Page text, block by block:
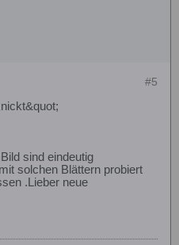
#5
sind eindeutig
solchen Blättern probiert
.Lieber neue